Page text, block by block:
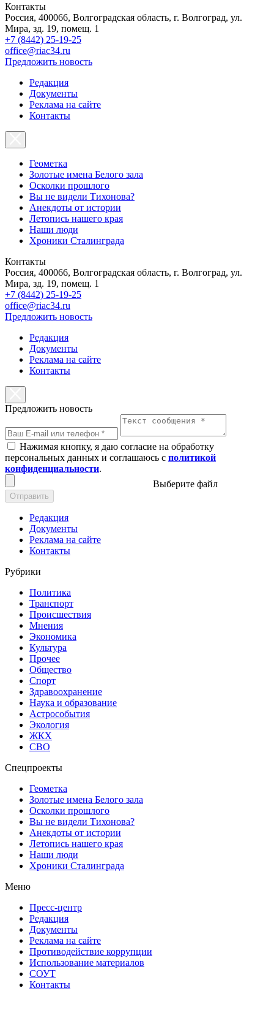
Контакты
Россия, 400066, Волгоградская область, г. Волгоград, ул.
Мира, зд. 19, помещ. 1
+7 (8442) 25-19-25
office@riac34.ru
Предложить новость
Редакция
Документы
Реклама на сайте
Контакты
Геометка
Золотые имена Белого зала
Осколки прошлого
Вы не видели Тихонова?
Анекдоты от истории
Летопись нашего края
Наши люди
Хроники Сталинграда
Контакты
Россия, 400066, Волгоградская область, г. Волгоград, ул.
Мира, зд. 19, помещ. 1
+7 (8442) 25-19-25
office@riac34.ru
Предложить новость
Редакция
Документы
Реклама на сайте
Контакты
Предложить новость
Нажимая кнопку, я даю согласие на обработку
персональных данных и соглашаюсь с политикой
конфиденциальности.
Выберите файл
Отправить
Редакция
Документы
Реклама на сайте
Контакты
Рубрики
Политика
Транспорт
Происшествия
Мнения
Экономика
Культура
Прочее
Общество
Спорт
Здравоохранение
Наука и образование
Астрособытия
Экология
ЖКХ
СВО
Спецпроекты
Геометка
Золотые имена Белого зала
Осколки прошлого
Вы не видели Тихонова?
Анекдоты от истории
Летопись нашего края
Наши люди
Хроники Сталинграда
Меню
Пресс-центр
Редакция
Документы
Реклама на сайте
Противодействие коррупции
Использование материалов
СОУТ
Контакты